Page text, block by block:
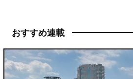
おすすめ連載